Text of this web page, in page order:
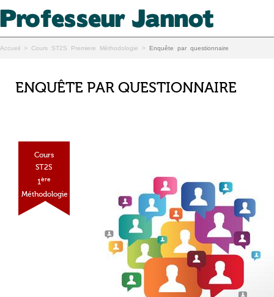
Accueil > Cours ST2S Premiere Méthodologie > Enquête par questionnaire
ENQUÊTE PAR QUESTIONNAIRE
Cours
ST2S
1ère
Méthodologie